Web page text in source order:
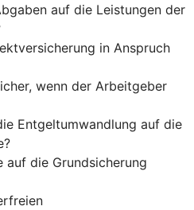
auf die Leistungen der
in Anspruch
wenn der Arbeitgeber
Entgeltumwandlung auf die
auf die Grundsicherung